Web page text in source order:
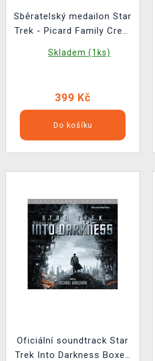
Sběratelský medailon Star
Trek - Picard Family Crest
Skladem (1ks)
399 Kč
Do košíku
Oficiální soundtrack Star
Trek Into Darkness Boxed